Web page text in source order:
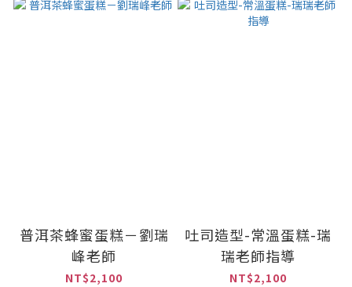
普洱茶蜂蜜蛋糕－劉瑞
峰老師
NT$2,100
吐司造型-常溫蛋糕-瑞
瑞老師指導
NT$2,100